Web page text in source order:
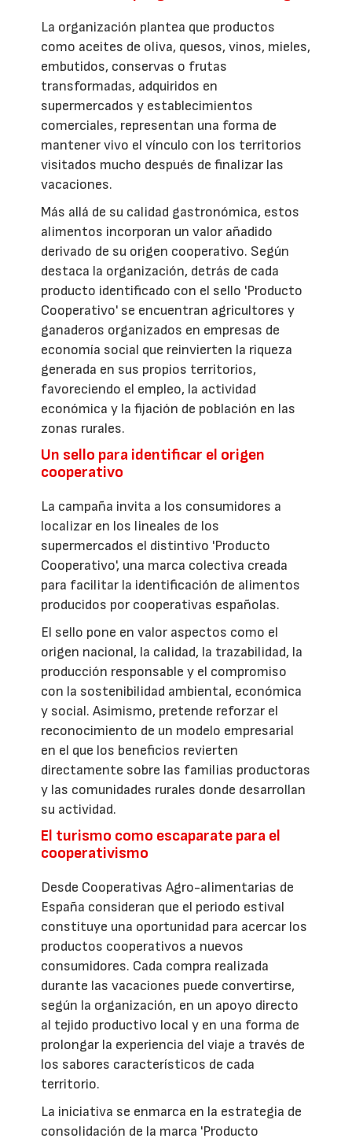
La organización plantea que productos
como aceites de oliva, quesos, vinos, mieles,
embutidos, conservas o frutas
transformadas, adquiridos en
supermercados y establecimientos
comerciales, representan una forma de
mantener vivo el vínculo con los territorios
visitados mucho después de finalizar las
vacaciones.
Más allá de su calidad gastronómica, estos
alimentos incorporan un valor añadido
derivado de su origen cooperativo. Según
destaca la organización, detrás de cada
producto identificado con el sello 'Producto
Cooperativo' se encuentran agricultores y
ganaderos organizados en empresas de
economía social que reinvierten la riqueza
generada en sus propios territorios,
favoreciendo el empleo, la actividad
económica y la fijación de población en las
zonas rurales.
Un sello para identificar el origen
cooperativo
La campaña invita a los consumidores a
localizar en los lineales de los
supermercados el distintivo 'Producto
Cooperativo', una marca colectiva creada
para facilitar la identificación de alimentos
producidos por cooperativas españolas.
El sello pone en valor aspectos como el
origen nacional, la calidad, la trazabilidad, la
producción responsable y el compromiso
con la sostenibilidad ambiental, económica
y social. Asimismo, pretende reforzar el
reconocimiento de un modelo empresarial
en el que los beneficios revierten
directamente sobre las familias productoras
y las comunidades rurales donde desarrollan
su actividad.
El turismo como escaparate para el
cooperativismo
Desde Cooperativas Agro-alimentarias de
España consideran que el periodo estival
constituye una oportunidad para acercar los
productos cooperativos a nuevos
consumidores. Cada compra realizada
durante las vacaciones puede convertirse,
según la organización, en un apoyo directo
al tejido productivo local y en una forma de
prolongar la experiencia del viaje a través de
los sabores característicos de cada
territorio.
La iniciativa se enmarca en la estrategia de
consolidación de la marca 'Producto